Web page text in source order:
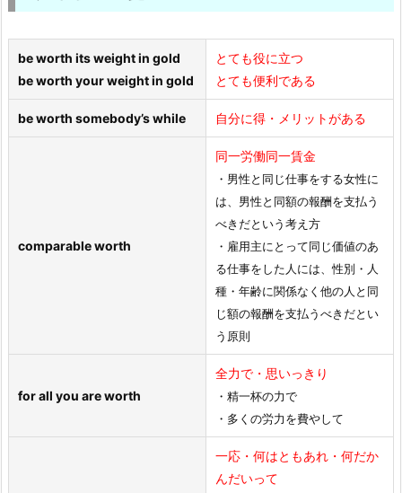
be worth its weight in gold
be worth your weight in gold
とても役に立つ
とても便利である
be worth somebody’s while 自分に得・メリットがある
comparable worth
同一労働同一賃金
・男性と同じ仕事をする女性に
は、男性と同額の報酬を支払う
べきだという考え方
・雇用主にとって同じ価値のあ
る仕事をした人には、性別・人
種・年齢に関係なく他の人と同
じ額の報酬を支払うべきだとい
う原則
for all you are worth
全力で・思いっきり
・精一杯の力で
・多くの労力を費やして
一応・何はともあれ・何だか
んだいって